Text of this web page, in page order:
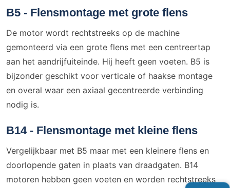
B5 - Flensmontage met grote flens
De motor wordt rechtstreeks op de machine
gemonteerd via een grote flens met een centreertap
aan het aandrijfuiteinde. Hij heeft geen voeten. B5 is
bijzonder geschikt voor verticale of haakse montage
en overal waar een axiaal gecentreerde verbinding
nodig is.
B14 - Flensmontage met kleine flens
Vergelijkbaar met B5 maar met een kleinere flens en
doorlopende gaten in plaats van draadgaten. B14
motoren hebben geen voeten en worden rechtstreeks